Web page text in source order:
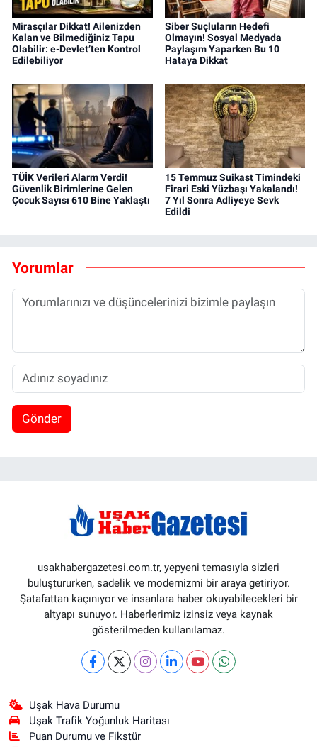
Mirasçılar Dikkat! Ailenizden
Kalan ve Bilmediğiniz Tapu
Olabilir: e-Devlet’ten Kontrol
Edilebiliyor
Siber Suçluların Hedefi
Olmayın! Sosyal Medyada
Paylaşım Yaparken Bu 10
Hataya Dikkat
TÜİK Verileri Alarm Verdi!
Güvenlik Birimlerine Gelen
Çocuk Sayısı 610 Bine Yaklaştı
15 Temmuz Suikast Timindeki
Firari Eski Yüzbaşı Yakalandı!
7 Yıl Sonra Adliyeye Sevk
Edildi
Yorumlar
Gönder
usakhabergazetesi.com.tr, yepyeni temasıyla sizleri
buluştururken, sadelik ve modernizmi bir araya getiriyor.
Şatafattan kaçınıyor ve insanlara haber okuyabilecekleri bir
altyapı sunuyor. Haberlerimiz izinsiz veya kaynak
gösterilmeden kullanılamaz.
Uşak Hava Durumu
Uşak Trafik Yoğunluk Haritası
Puan Durumu ve Fikstür